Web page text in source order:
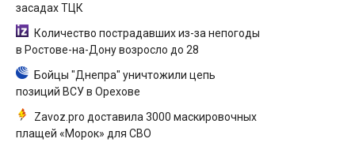
засадах ТЦК
Количество пострадавших из-за непогоды
в Ростове-на-Дону возросло до 28
Бойцы "Днепра" уничтожили цепь
позиций ВСУ в Орехове
Zavoz.pro доставила 3000 маскировочных
плащей «Морок» для СВО